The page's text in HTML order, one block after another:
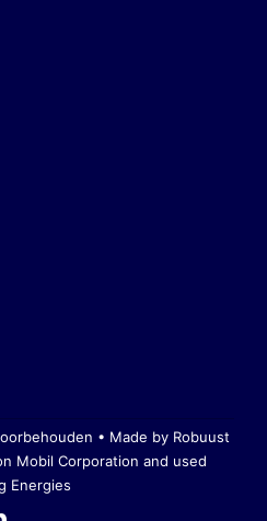
• Made by Robuust
Mobil Corporation and used
Energies